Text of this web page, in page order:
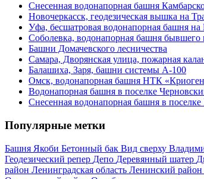
Снесенная водонапорная башня
Новочеркасск, геодезическая вышка на
Уфа, бесшатровая водонапорная башня
Соболевка, водонапорная башня бывшего
Башни Домачевского лесничества
Самара, Дворянская улица, пожарная
Балашиха, Заря, башни системы А-100
Омск, водонапорная башня НТК
Водонапорная башня в поселке
Снесенная водонапорная башня в
Популярные метки
Башня Якоби Бетонный бак Вид сверху
Геодезический репер Депо Деревянный шатер
район Ленинградская область Ленинский район